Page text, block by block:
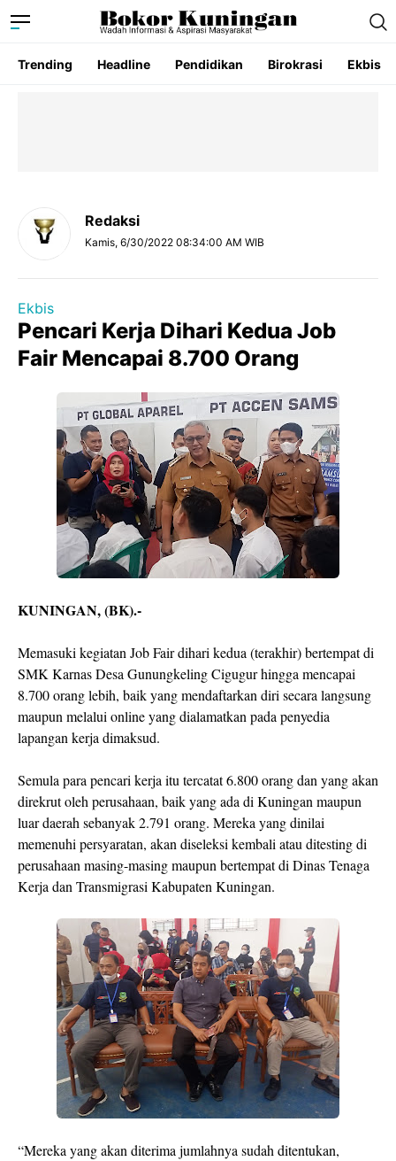
Trending Headline Pendidikan Birokrasi Ekbis
Redaksi
Kamis, 6/30/2022 08:34:00 AM WIB
Ekbis
Pencari Kerja Dihari Kedua Job
Fair Mencapai 8.700 Orang
KUNINGAN, (BK).-
Memasuki kegiatan Job Fair dihari kedua (terakhir) bertempat di
SMK Karnas Desa Gunungkeling Cigugur hingga mencapai
8.700 orang lebih, baik yang mendaftarkan diri secara langsung
maupun melalui online yang dialamatkan pada penyedia
lapangan kerja dimaksud.
Semula para pencari kerja itu tercatat 6.800 orang dan yang akan
direkrut oleh perusahaan, baik yang ada di Kuningan maupun
luar daerah sebanyak 2.791 orang. Mereka yang dinilai
memenuhi persyaratan, akan diseleksi kembali atau ditesting di
perusahaan masing-masing maupun bertempat di Dinas Tenaga
Kerja dan Transmigrasi Kabupaten Kuningan.
“Mereka yang akan diterima jumlahnya sudah ditentukan,